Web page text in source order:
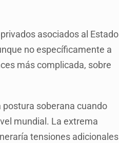
asociados al Estado
no específicamente a
más complicada, sobre
soberana cuando
mundial. La extrema
tensiones adicionales